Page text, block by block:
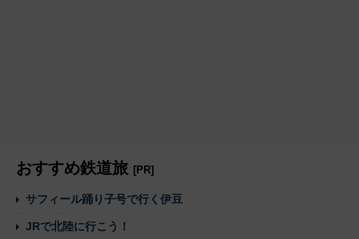
おすすめ鉄道旅 [PR]
サフィール踊り子号で行く伊豆
JRで北陸に行こう！